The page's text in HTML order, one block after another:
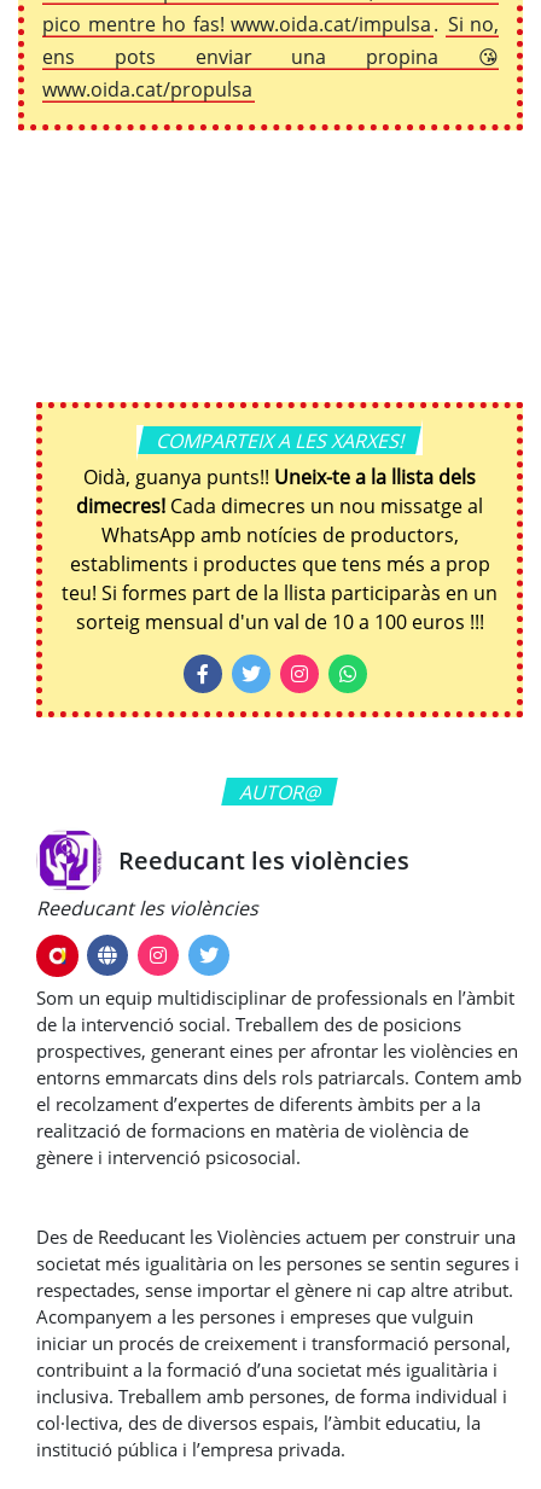
pico mentre ho fas! www.oida.cat/impulsa. Si no,
ens pots enviar una propina 😘
www.oida.cat/propulsa
COMPARTEIX A LES XARXES!
Oidà, guanya punts!! Uneix-te a la llista dels
dimecres! Cada dimecres un nou missatge al
WhatsApp amb notícies de productors,
establiments i productes que tens més a prop
teu! Si formes part de la llista participaràs en un
sorteig mensual d'un val de 10 a 100 euros !!!
AUTOR@
Reeducant les violències
Reeducant les violències
Som un equip multidisciplinar de professionals en l’àmbit
de la intervenció social. Treballem des de posicions
prospectives, generant eines per afrontar les violències en
entorns emmarcats dins dels rols patriarcals. Contem amb
el recolzament d’expertes de diferents àmbits per a la
realització de formacions en matèria de violència de
gènere i intervenció psicosocial.
Des de Reeducant les Violències actuem per construir una
societat més igualitària on les persones se sentin segures i
respectades, sense importar el gènere ni cap altre atribut.
Acompanyem a les persones i empreses que vulguin
iniciar un procés de creixement i transformació personal,
contribuint a la formació d’una societat més igualitària i
inclusiva. Treballem amb persones, de forma individual i
col·lectiva, des de diversos espais, l’àmbit educatiu, la
institució pública i l’empresa privada.